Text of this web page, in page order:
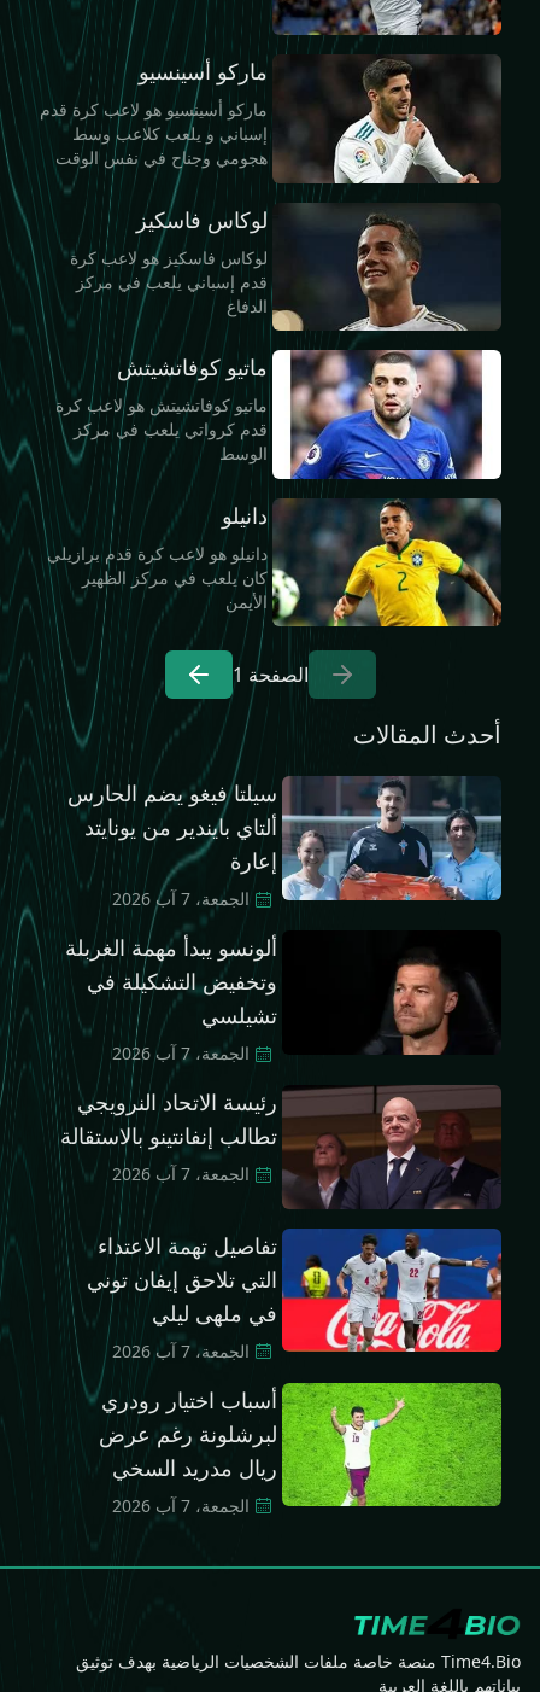
ماركو أسينسيو
ماركو أسينسيو هو لاعب كرة قدم
إسباني و يلعب كلاعب وسط
هجومي و‌جناح في نفس الوقت
لوكاس فاسكيز
لوكاس فاسكيز هو لاعب كرة
قدم إسباني يلعب في مركز
الدفاع
ماتيو كوفاتشيتش
ماتيو كوفاتشيتش هو لاعب كرة
قدم كرواتي يلعب في مركز
الوسط
دانيلو
دانيلو هو لاعب كرة قدم برازيلي
كان يلعب في مركز الظهير
الأيمن
الصفحة 1
أحدث المقالات
سيلتا فيغو يضم الحارس
ألتاي بايندير من يونايتد
إعارة
الجمعة، 7 آب 2026
ألونسو يبدأ مهمة الغربلة
وتخفيض التشكيلة في
تشيلسي
الجمعة، 7 آب 2026
رئيسة الاتحاد النرويجي
تطالب إنفانتينو بالاستقالة
الجمعة، 7 آب 2026
تفاصيل تهمة الاعتداء
التي تلاحق إيفان توني
في ملهى ليلي
الجمعة، 7 آب 2026
أسباب اختيار رودري
لبرشلونة رغم عرض
ريال مدريد السخي
الجمعة، 7 آب 2026
Time4.Bio منصة خاصة ملفات الشخصيات الرياضية بهدف توثيق
بياناتهم باللغة العربية